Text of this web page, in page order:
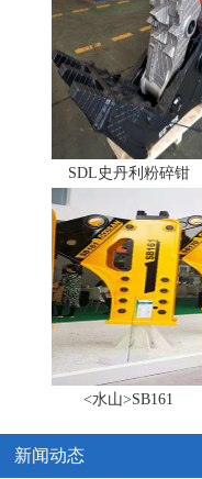
SDL史丹利粉碎钳
<水山>SB161
新闻动态